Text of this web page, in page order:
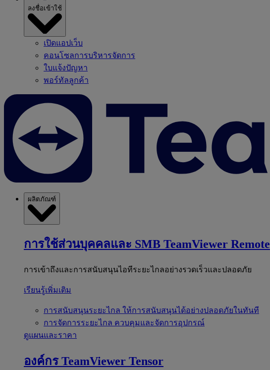
ลงชื่อเข้าใช้
เปิดแอปเว็บ
คอนโซลการบริหารจัดการ
ใบแจ้งปัญหา
พอร์ทัลลูกค้า
ผลิตภัณฑ์
การใช้ส่วนบุคคลและ SMB TeamViewer Remote
การเข้าถึงและการสนับสนุนไอทีระยะไกลอย่างรวดเร็วและปลอดภัย
เรียนรู้เพิ่มเติม
การสนับสนุนระยะไกล ให้การสนับสนุนได้อย่างปลอดภัยในทันที
การจัดการระยะไกล ควบคุมและจัดการอุปกรณ์
ดูแผนและราคา
องค์กร TeamViewer Tensor